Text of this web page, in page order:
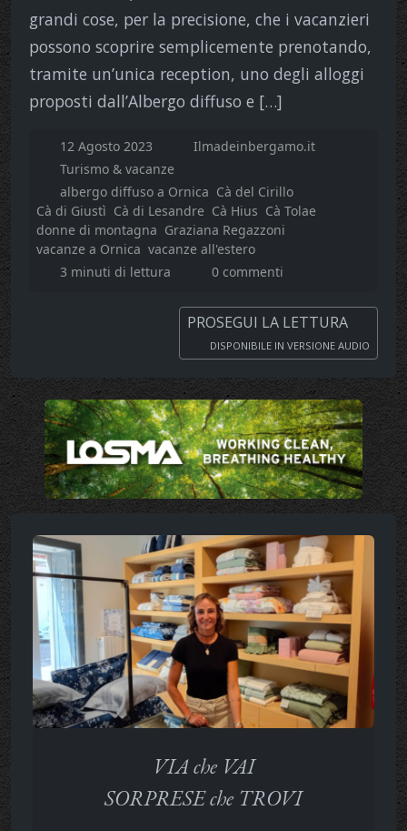
grandi cose, per la precisione, che i vacanzieri
possono scoprire semplicemente prenotando,
tramite un’unica reception, uno degli alloggi
proposti dall’Albergo diffuso e […]
12 Agosto 2023
Ilmadeinbergamo.it
Turismo & vacanze
albergo diffuso a Ornica Cà del Cirillo
Cà di Giustì Cà di Lesandre Cà Hius Cà Tolae
donne di montagna Graziana Regazzoni
vacanze a Ornica vacanze all'estero
3 minuti di lettura
0 commenti
PROSEGUI LA LETTURA
DISPONIBILE IN VERSIONE AUDIO
VIA che VAI
SORPRESE che TROVI